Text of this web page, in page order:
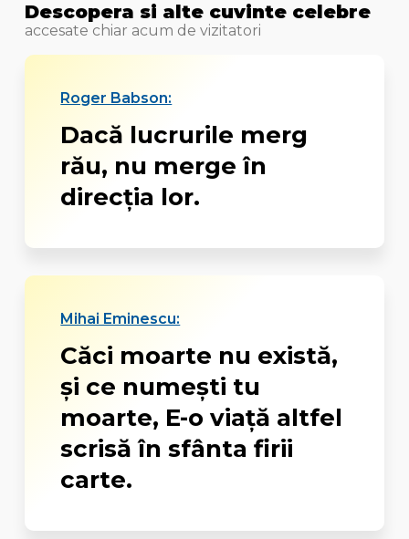
Descopera si alte cuvinte celebre
accesate chiar acum de vizitatori
Roger Babson:
Dacă lucrurile merg
rău, nu merge în
direcția lor.
Mihai Eminescu:
Căci moarte nu există,
și ce numești tu
moarte, E-o viață altfel
scrisă în sfânta firii
carte.